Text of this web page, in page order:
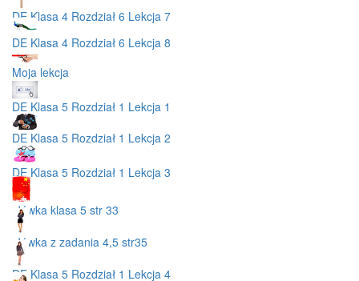
DE Klasa 4 Rozdział 6 Lekcja 7
DE Klasa 4 Rozdział 6 Lekcja 8
Moja lekcja
DE Klasa 5 Rozdział 1 Lekcja 1
DE Klasa 5 Rozdział 1 Lekcja 2
DE Klasa 5 Rozdział 1 Lekcja 3
słówka klasa 5 str 33
słówka z zadania 4,5 str35
DE Klasa 5 Rozdział 1 Lekcja 4